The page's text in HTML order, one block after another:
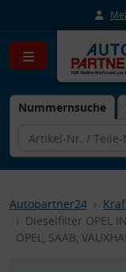
Nummernsuche
Autopartner24
Dieselfilter OPEL
OPEL, SAAB,